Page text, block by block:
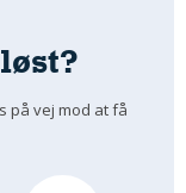
på vej mod at få